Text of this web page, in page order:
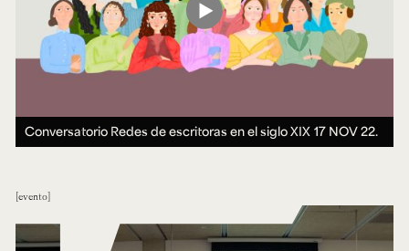
Conversatorio Redes de escritoras en el siglo XIX 17 NOV 22.
evento